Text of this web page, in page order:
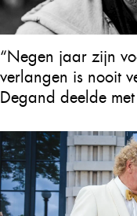
“Negen jaar zijn
verlangen is nooit
Degand deelde
Julie en hun